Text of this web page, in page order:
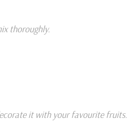
thoroughly.
it with your favourite fruits.